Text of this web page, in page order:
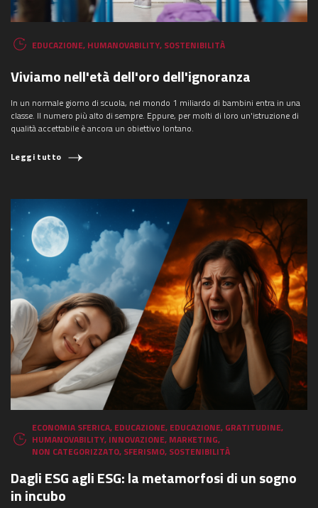
EDUCAZIONE, HUMANOVABILITY, SOSTENIBILITÀ
Viviamo nell'età dell'oro dell'ignoranza
In un normale giorno di scuola, nel mondo 1 miliardo di bambini entra in una
classe. Il numero più alto di sempre. Eppure, per molti di loro un'istruzione di
qualità accettabile è ancora un obiettivo lontano.
Leggi tutto
ECONOMIA SFERICA, EDUCAZIONE, EDUCAZIONE, GRATITUDINE,
HUMANOVABILITY, INNOVAZIONE, MARKETING,
NON CATEGORIZZATO, SFERISMO, SOSTENIBILITÀ
Dagli ESG agli ESG: la metamorfosi di un sogno
in incubo